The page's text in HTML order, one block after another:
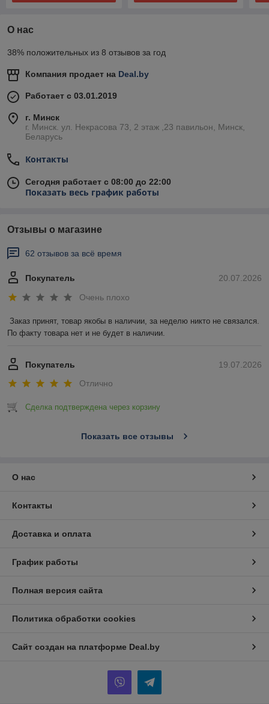
О нас
38% положительных из 8 отзывов за год
Компания продает на Deal.by
Работает с 03.01.2019
г. Минск
г. Минск. ул. Некрасова 73, 2 этаж ,23 павильон, Минск,
Беларусь
Контакты
Сегодня работает с 08:00 до 22:00
Показать весь график работы
Отзывы о магазине
62 отзывов за всё время
20.07.2026
Покупатель
Очень плохо
Заказ принят, товар якобы в наличии, за неделю никто не связался.
По факту товара нет и не будет в наличии.
19.07.2026
Покупатель
Отлично
Сделка подтверждена через корзину
Показать все отзывы
О нас
Контакты
Доставка и оплата
График работы
Полная версия сайта
Политика обработки cookies
Сайт создан на платформе Deal.by